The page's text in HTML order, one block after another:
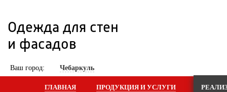
Одежда для стен
и фасадов
Ваш город: Чебаркуль
ГЛАВНАЯ ПРОДУКЦИЯ И УСЛУГИ